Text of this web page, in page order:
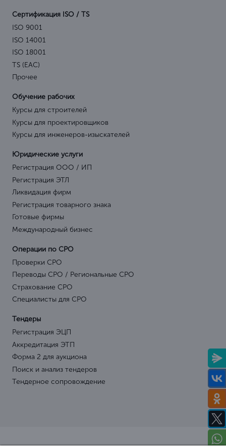
Сертификация ISO / TS
ISO 9001
ISO 14001
ISO 18001
TS (EAC)
Прочее
Обучение рабочих
Курсы для строителей
Курсы для проектировщиков
Курсы для инженеров-изыскателей
Юридические услуги
Регистрация ООО / ИП
Регистрация ЭТЛ
Ликвидация фирм
Регистрация товарного знака
Готовые фирмы
Международный бизнес
Операции по СРО
Проверки СРО
Переводы СРО / Региональные СРО
Страхование СРО
Специалисты для СРО
Тендеры
Регистрация ЭЦП
Аккредитация ЭТП
Форма 2 для аукциона
Поиск и анализ тендеров
Тендерное сопровождение